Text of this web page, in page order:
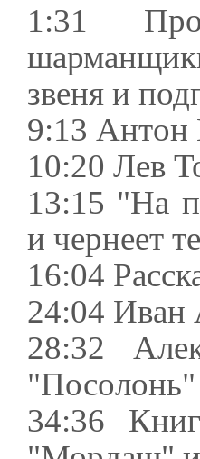
1:31
звеня и
9:13 Антон
10:20 Лев
13:15 "На
и чернеет
16:04
24:04 Иван
28:32
"Посолонь"
34:36